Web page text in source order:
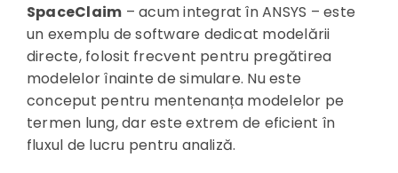
SpaceClaim – acum integrat în ANSYS – este
un exemplu de software dedicat modelării
directe, folosit frecvent pentru pregătirea
modelelor înainte de simulare. Nu este
conceput pentru mentenanța modelelor pe
termen lung, dar este extrem de eficient în
fluxul de lucru pentru analiză.